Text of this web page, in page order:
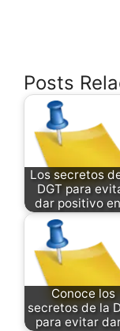
Posts
Los secretos
DGT para
dar positivo
Conoce los
secretos de la
para evitar